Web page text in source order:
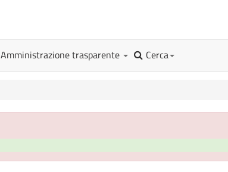
Amministrazione trasparente Cerca